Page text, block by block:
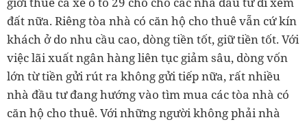
đất nữa. Riêng tòa nhà có căn hộ cho thuê vẫn cứ kín
khách ở do nhu cầu cao, dòng tiền tốt, giữ tiền tốt. Với
việc lãi xuất ngân hàng liên tục giảm sâu, dòng vốn
lớn từ tiền gửi rút ra không gửi tiếp nữa, rất nhiều
nhà đầu tư đang hướng vào tìm mua các tòa nhà có
căn hộ cho thuê. Với những người không phải nhà